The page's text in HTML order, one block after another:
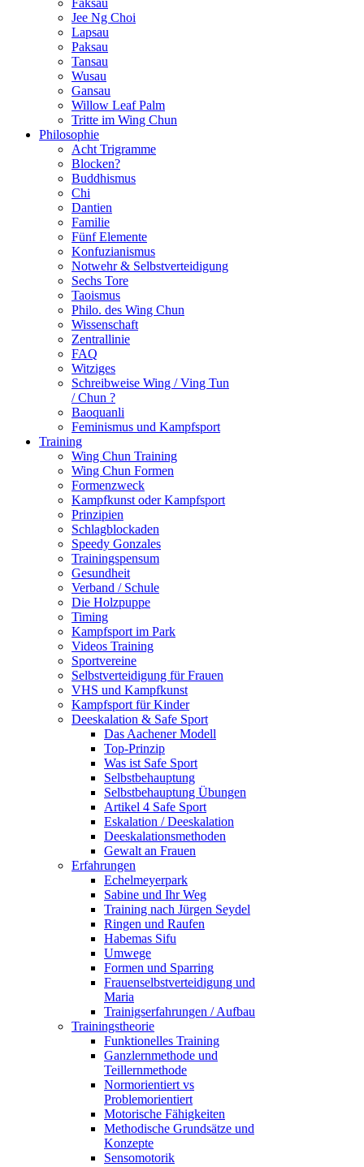
Faksau
Jee Ng Choi
Lapsau
Paksau
Tansau
Wusau
Gansau
Willow Leaf Palm
Tritte im Wing Chun
Philosophie
Acht Trigramme
Blocken?
Buddhismus
Chi
Dantien
Familie
Fünf Elemente
Konfuzianismus
Notwehr & Selbstverteidigung
Sechs Tore
Taoismus
Philo. des Wing Chun
Wissenschaft
Zentrallinie
FAQ
Witziges
Schreibweise Wing / Ving Tun
/ Chun ?
Baoquanli
Feminismus und Kampfsport
Training
Wing Chun Training
Wing Chun Formen
Formenzweck
Kampfkunst oder Kampfsport
Prinzipien
Schlagblockaden
Speedy Gonzales
Trainingspensum
Gesundheit
Verband / Schule
Die Holzpuppe
Timing
Kampfsport im Park
Videos Training
Sportvereine
Selbstverteidigung für Frauen
VHS und Kampfkunst
Kampfsport für Kinder
Deeskalation & Safe Sport
Das Aachener Modell
Top-Prinzip
Was ist Safe Sport
Selbstbehauptung
Selbstbehauptung Übungen
Artikel 4 Safe Sport
Eskalation / Deeskalation
Deeskalationsmethoden
Gewalt an Frauen
Erfahrungen
Echelmeyerpark
Sabine und Ihr Weg
Training nach Jürgen Seydel
Ringen und Raufen
Habemas Sifu
Umwege
Formen und Sparring
Frauenselbstverteidigung und
Maria
Trainigserfahrungen / Aufbau
Trainingstheorie
Funktionelles Training
Ganzlernmethode und
Teillernmethode
Normorientiert vs
Problemorientiert
Motorische Fähigkeiten
Methodische Grundsätze und
Konzepte
Sensomotorik